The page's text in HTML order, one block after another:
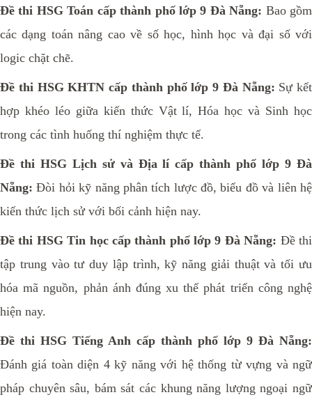
Đề thi HSGToán cấp thành phốlớp 9 Đà Nẵng: Bao gồm
các dạng toán nâng cao về số học, hình học và đại số với
logic chặt chẽ.
Đề thi HSGKHTN cấp thành phốlớp 9 Đà Nẵng: Sự kết
hợp khéo léo giữa kiến thức Vật lí, Hóa học và Sinh học
trong các tình huống thí nghiệm thực tế.
Đề thi HSG Lịch sử và Địa lí cấp thành phố lớp 9 Đà
Nẵng: Đòi hỏi kỹ năng phân tích lược đồ, biểu đồ và liên hệ
kiến thức lịch sử với bối cảnh hiện nay.
Đề thi HSGTin học cấp thành phốlớp 9 Đà Nẵng: Đề thi
tập trung vào tư duy lập trình, kỹ năng giải thuật và tối ưu
hóa mã nguồn, phản ánh đúng xu thế phát triển công nghệ
hiện nay.
Đề thi HSG Tiếng Anh cấp thành phố lớp 9 Đà Nẵng:
Đánh giá toàn diện 4 kỹ năng với hệ thống từ vựng và ngữ
pháp chuyên sâu, bám sát các khung năng lượng ngoại ngữ